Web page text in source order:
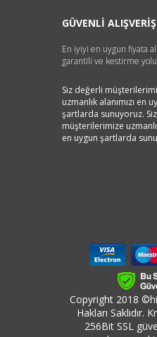
GÜVENLİ ALIŞVERİŞ
En iyiyi en uygun fiyata
garantili ve kestirme
Siz değerli
uzmanlık alanımızı en
şartlarda sunuyoruz.
müşterilerimize
en uygun şartlarda
Copyright 2018
Hakları Saklıdır.
256Bit SSL